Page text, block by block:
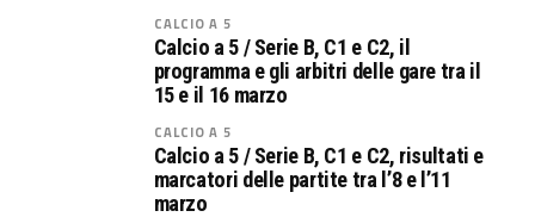
CALCIO A 5
Calcio a 5 / Serie B, C1 e C2, il
programma e gli arbitri delle gare tra il
15 e il 16 marzo
CALCIO A 5
Calcio a 5 / Serie B, C1 e C2, risultati e
marcatori delle partite tra l’8 e l’11
marzo